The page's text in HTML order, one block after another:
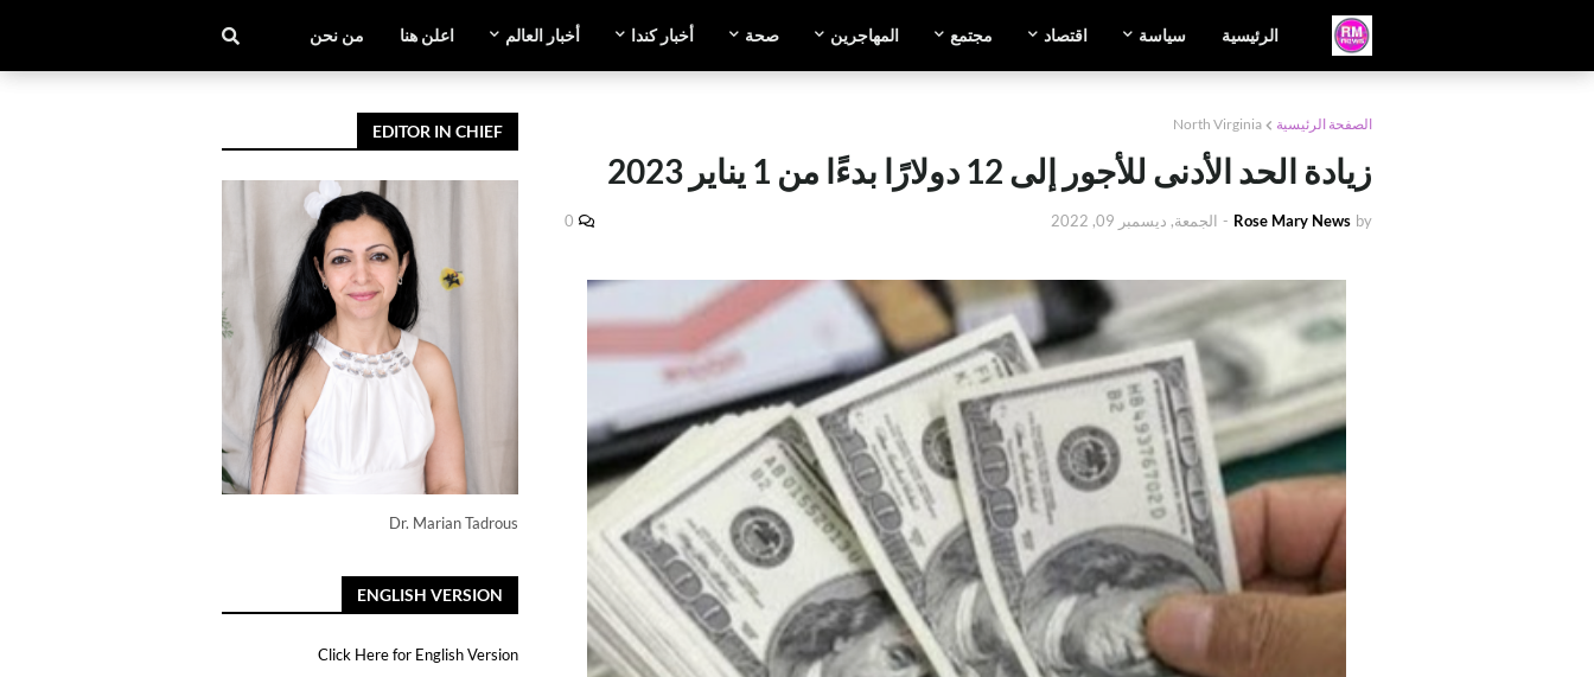
الرئيسية سياسة اقتصاد مجتمع المهاجرين صحة أخبار كندا أخبار العالم اعلن هنا من نحن
الصفحة الرئيسية North Virginia
زيادة الحد الأدنى للأجور إلى 12 دولارًا بدءًا من 1 يناير 2023
by
Rose Mary News
- الجمعة, ديسمبر 09, 2022 0
EDITOR IN CHIEF
Dr. Marian Tadrous
ENGLISH VERSION
Click Here for English Version